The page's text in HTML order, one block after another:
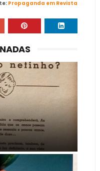
Propaganda em Revista